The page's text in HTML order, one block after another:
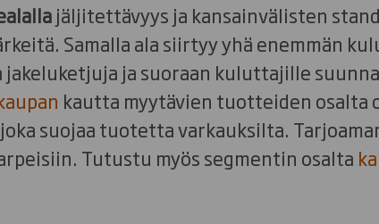
jäljitettävyys ja kansainvälisten
Samalla ala siirtyy yhä enemmän
jakeluketjuja ja suoraan kuluttajille
kautta myytävien tuotteiden osalta
suojaa tuotetta varkauksilta.
Tutustu myös segmentin osalta